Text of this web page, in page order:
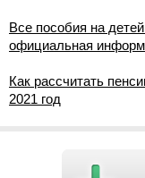
Все пособия на
официальная
Как рассчитать
2021 год